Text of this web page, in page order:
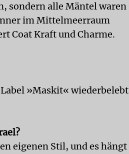
sondern alle Mäntel waren
im Mittelmeerraum
Coat Kraft und Charme.
»Maskit« wiederbelebt
eigenen Stil, und es hängt